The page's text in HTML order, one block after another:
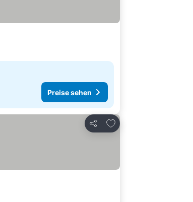
Preise sehen
Teilen
Zu Favoriten hinzufügen